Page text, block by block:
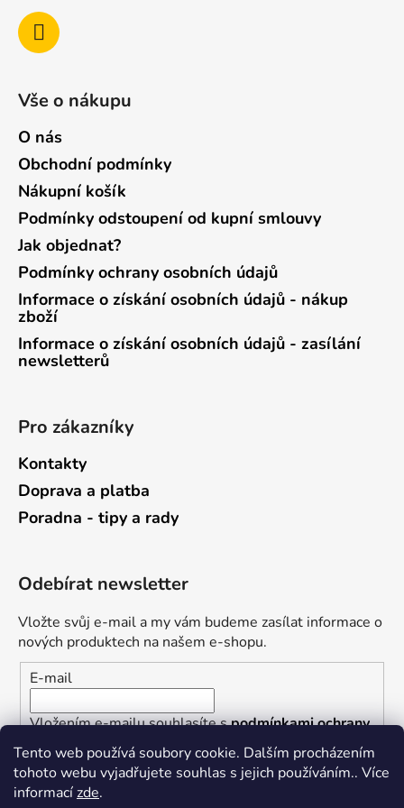
Tento web používá soubory cookie. Dalším procházením
tohoto webu vyjadřujete souhlas s jejich používáním.. Více
informacízde.
Vše o nákupu
O nás
Obchodní podmínky
Nákupní košík
Podmínky odstoupení od kupní smlouvy
Jak objednat?
Podmínky ochrany osobních údajů
Informace o získání osobních údajů - nákup
zboží
Informace o získání osobních údajů - zasílání
newsletterů
Pro zákazníky
Kontakty
Doprava a platba
Poradna - tipy a rady
Odebírat newsletter
Vložte svůj e-mail a my vám budeme zasílat informace o
nových produktech na našem e-shopu.
E-mail
Vložením e-mailu souhlasíte spodmínkami ochrany
osobních údajů
PŘIHLÁSIT SE